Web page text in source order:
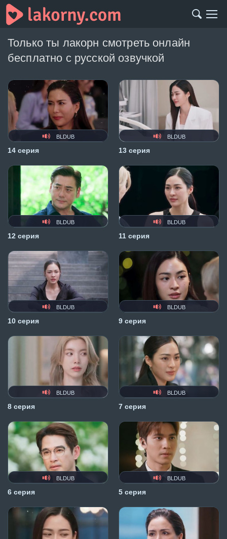
Только ты лакорн смотреть онлайн
бесплатно с русской озвучкой
BLDUB
14 серия
BLDUB
13 серия
BLDUB
12 серия
BLDUB
11 серия
BLDUB
10 серия
BLDUB
9 серия
BLDUB
8 серия
BLDUB
7 серия
BLDUB
6 серия
BLDUB
5 серия